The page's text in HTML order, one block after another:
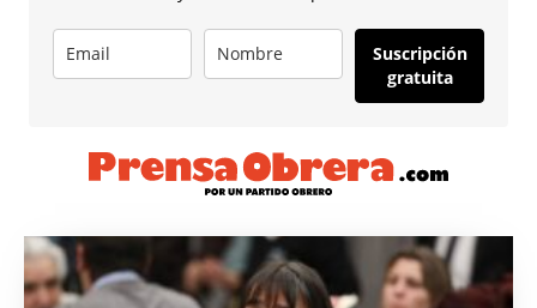
Suscripción
gratuita